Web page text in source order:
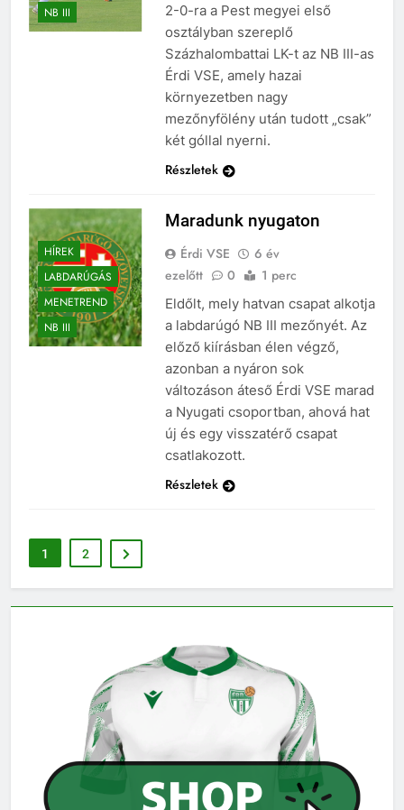
NB III
2-0-ra a Pest megyei első
osztályban szereplő
Százhalombattai LK-t az NB III-as
Érdi VSE, amely hazai
környezetben nagy
mezőnyfölény után tudott „csak”
két góllal nyerni.
Részletek
HÍREK
LABDARÚGÁS
MENETREND
NB III
Maradunk nyugaton
Érdi VSE
6 év
ezelőtt
0 1 perc
Eldőlt, mely hatvan csapat alkotja
a labdarúgó NB III mezőnyét. Az
előző kiírásban élen végző,
azonban a nyáron sok
változáson áteső Érdi VSE marad
a Nyugati csoportban, ahová hat
új és egy visszatérő csapat
csatlakozott.
Részletek
1 2